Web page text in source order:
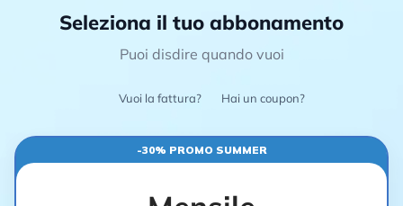
Seleziona il tuo abbonamento
Puoi disdire quando vuoi
Vuoi la fattura? Hai un coupon?
-30% PROMO SUMMER